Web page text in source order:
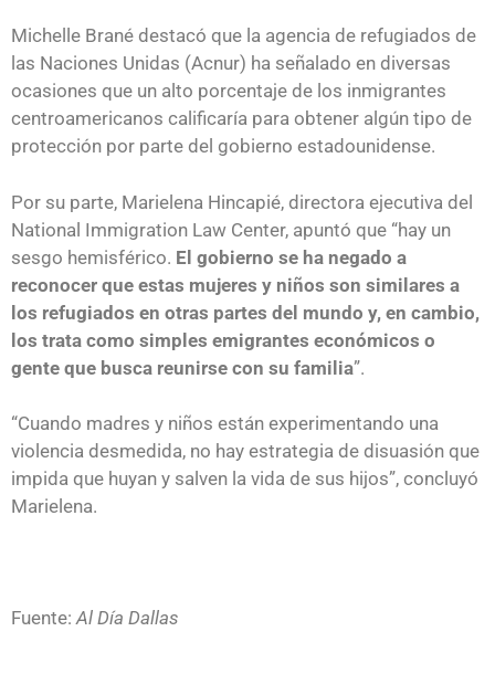
Michelle Brané destacó que la agencia de refugiados de
las Naciones Unidas (Acnur) ha señalado en diversas
ocasiones que un alto porcentaje de los inmigrantes
centroamericanos calificaría para obtener algún tipo de
protección por parte del gobierno estadounidense.
Por su parte, Marielena Hincapié, directora ejecutiva del
National Immigration Law Center, apuntó que “hay un
sesgo hemisférico. El gobierno se ha negado a
reconocer que estas mujeres y niños son similares a
los refugiados en otras partes del mundo y, en cambio,
los trata como simples emigrantes económicos o
gente que busca reunirse con su familia”.
“Cuando madres y niños están experimentando una
violencia desmedida, no hay estrategia de disuasión que
impida que huyan y salven la vida de sus hijos”, concluyó
Marielena.
Fuente:Al Día Dallas